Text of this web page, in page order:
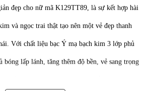
đẹp cho nữ mã K129TT89, là sự kết hợp hài
và ngọc trai thật tạo nên một vẻ đẹp thanh
Với chất liệu bạc Ý mạ bạch kim 3 lớp phủ
bóng lấp lánh, tăng thêm độ bền, vẻ sang trọng